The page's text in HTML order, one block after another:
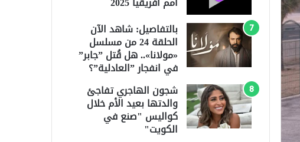
بالتفاصيل: شاهد الآن
الحلقة 24 من مسلسل
«مولانا».. هل قُتل ”جابر”
في انفجار ”العادلية”؟
شجون الهاجري تفاجئ
والدتها بعيد الأم خلال
كواليس "صنع في
الكويت"